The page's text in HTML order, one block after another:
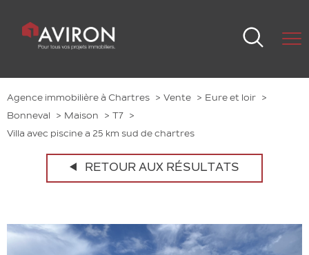
Agence immobilière à Chartres Vente
Eure et loir
Bonneval
Maison
T7
Villa avec piscine a 25 km sud de chartres
RETOUR AUX RÉSULTATS